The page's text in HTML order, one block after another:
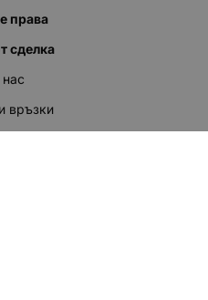
права
сделка
връзки